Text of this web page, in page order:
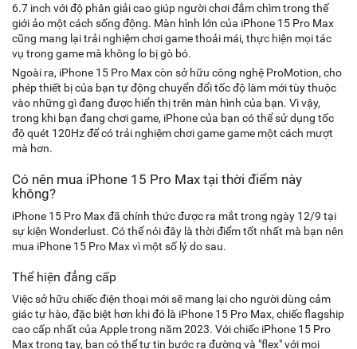
6.7 inch với độ phân giải cao giúp người chơi đắm chìm trong thế
giới ảo một cách sống động. Màn hình lớn của iPhone 15 Pro Max
cũng mang lại trải nghiệm chơi game thoải mái, thực hiện mọi tác
vụ trong game mà không lo bị gò bó.
Ngoài ra, iPhone 15 Pro Max còn sở hữu công nghệ ProMotion, cho
phép thiết bị của bạn tự động chuyển đổi tốc độ làm mới tùy thuộc
vào những gì đang được hiển thị trên màn hình của bạn. Vì vậy,
trong khi bạn đang chơi game, iPhone của bạn có thể sử dụng tốc
độ quét 120Hz để có trải nghiệm chơi game game một cách mượt
mà hơn.
Có nên mua iPhone 15 Pro Max tại thời điểm này
không?
iPhone 15 Pro Max đã chính thức được ra mắt trong ngày 12/9 tại
sự kiện Wonderlust. Có thể nói đây là thời điểm tốt nhất mà bạn nên
mua iPhone 15 Pro Max vì một số lý do sau.
Thể hiện đẳng cấp
Việc sở hữu chiếc điện thoại mới sẽ mang lại cho người dùng cảm
giác tự hào, đặc biệt hơn khi đó là iPhone 15 Pro Max, chiếc flagship
cao cấp nhất của Apple trong năm 2023. Với chiếc iPhone 15 Pro
Max trong tay, bạn có thể tự tin bước ra đường và "flex" với mọi